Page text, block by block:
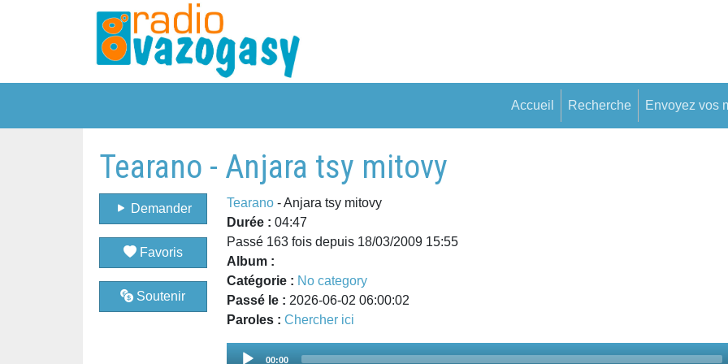
Accueil Recherche Envoyez vos
Tearano - Anjara tsy mitovy
Demander
Favoris
Soutenir
Tearano- Anjara tsy mitovy
Durée : 04:47
Passé 163 fois depuis 18/03/2009 15:55
Album :
Catégorie : No category
Passé le : 2026-06-02 06:00:02
Paroles : Chercher ici
Audio
00:00